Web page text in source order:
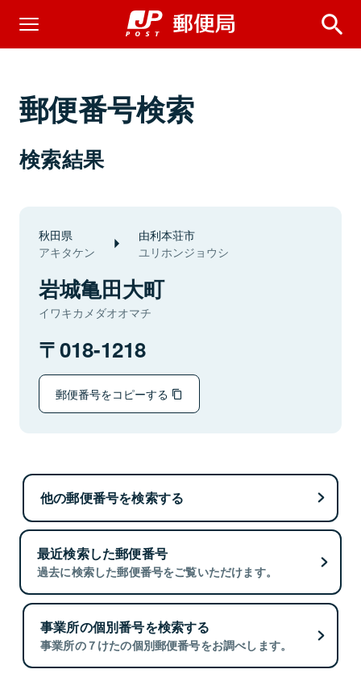
郵便番号検索
検索結果
秋田県
アキタケン
由利本荘市
ユリホンジョウシ
岩城亀田大町
イワキカメダオオマチ
018-1218
郵便番号をコピーする
他の郵便番号を検索する
最近検索した郵便番号
過去に検索した郵便番号をご覧いただけます。
事業所の個別番号を検索する
事業所の７けたの個別郵便番号をお調べします。